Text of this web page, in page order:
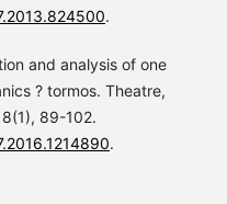
.
and analysis of one
? tormos. Theatre,
89-102.
.